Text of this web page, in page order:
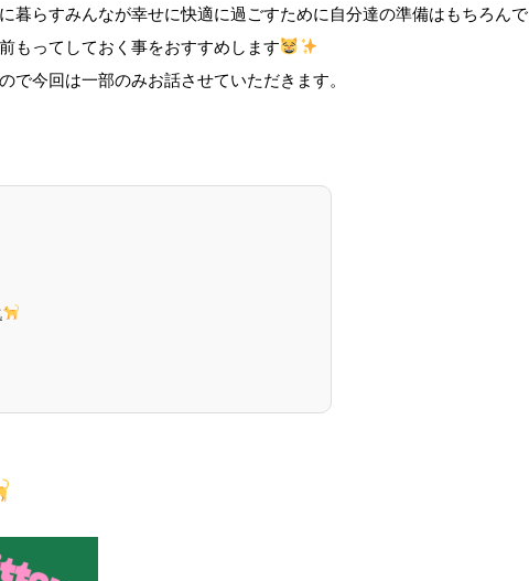
暮らすみんなが幸せに快適に過ごすために自分達の準備はもちろんで
もってしておく事をおすすめします
で今回は一部のみお話させていただきます。